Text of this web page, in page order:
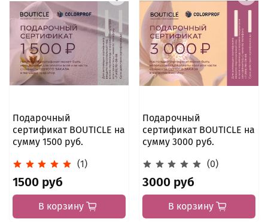
Подарочный
сертификат BOUTICLE на
сумму 1500 руб.
(1)
1500 руб
В корзину
Подарочный
сертификат BOUTICLE на
сумму 3000 руб.
(0)
3000 руб
В корзину